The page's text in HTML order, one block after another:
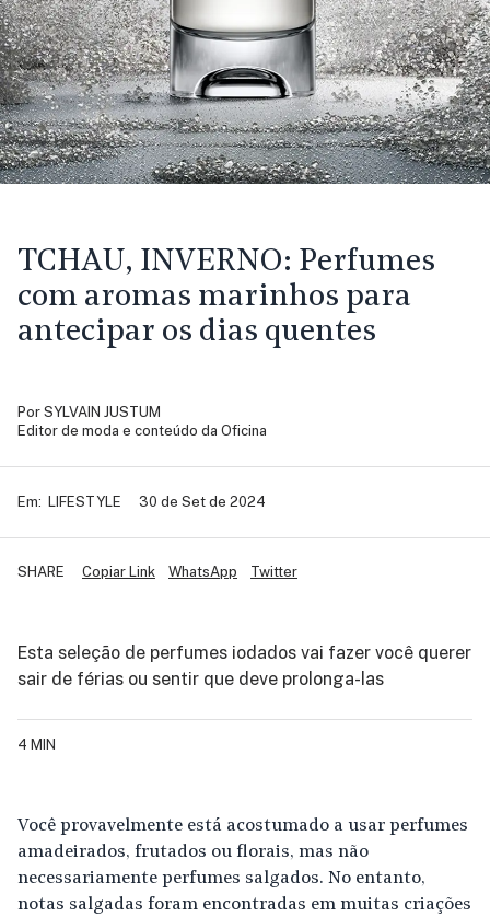
TCHAU, INVERNO: Perfumes
com aromas marinhos para
antecipar os dias quentes
Por SYLVAIN JUSTUM
Editor de moda e conteúdo da Oficina
Em: LIFESTYLE 30 de Set de 2024
Copiar Link WhatsApp Twitter
SHARE
Esta seleção de perfumes iodados vai fazer você querer
sair de férias ou sentir que deve prolonga-las
4 MIN
Você provavelmente está acostumado a usar perfumes
amadeirados, frutados ou florais, mas não
necessariamente perfumes salgados. No entanto,
notas salgadas foram encontradas em muitas criações